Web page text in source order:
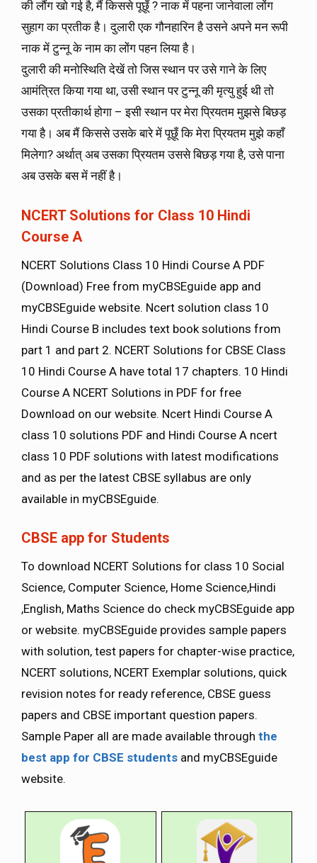
की लौंग खो गई है, मैं किससे पूछूँ ? नाक में पहना जानेवाला लोंग
सुहाग का प्रतीक है। दुलारी एक गौनहारिन है उसने अपने मन रूपी
नाक में टुन्नू के नाम का लोंग पहन लिया है।
दुलारी की मनोस्थिति देखें तो जिस स्थान पर उसे गाने के लिए
आमंत्रित किया गया था, उसी स्थान पर टुन्नू की मृत्यु हुई थी तो
उसका प्रतीकार्थ होगा – इसी स्थान पर मेरा प्रियतम मुझसे बिछड़
गया है। अब मैं किससे उसके बारे में पूछूँ कि मेरा प्रियतम मुझे कहाँ
मिलेगा? अर्थात् अब उसका प्रियतम उससे बिछड़ गया है, उसे पाना
अब उसके बस में नहीं है।
NCERT Solutions for Class 10 Hindi
Course A
NCERT Solutions Class 10 Hindi Course A PDF
(Download) Free from myCBSEguide app and
myCBSEguide website. Ncert solution class 10
Hindi Course B includes text book solutions from
part 1 and part 2. NCERT Solutions for CBSE Class
10 Hindi Course A have total 17 chapters. 10 Hindi
Course A NCERT Solutions in PDF for free
Download on our website. Ncert Hindi Course A
class 10 solutions PDF and Hindi Course A ncert
class 10 PDF solutions with latest modifications
and as per the latest CBSE syllabus are only
available in myCBSEguide.
CBSE app for Students
To download NCERT Solutions for class 10 Social
Science, Computer Science, Home Science,Hindi
,English, Maths Science do check myCBSEguide app
or website. myCBSEguide provides sample papers
with solution, test papers for chapter-wise practice,
NCERT solutions, NCERT Exemplar solutions, quick
revision notes for ready reference, CBSE guess
papers and CBSE important question papers.
Sample Paper all are made available through the
best app for CBSE students and myCBSEguide
website.